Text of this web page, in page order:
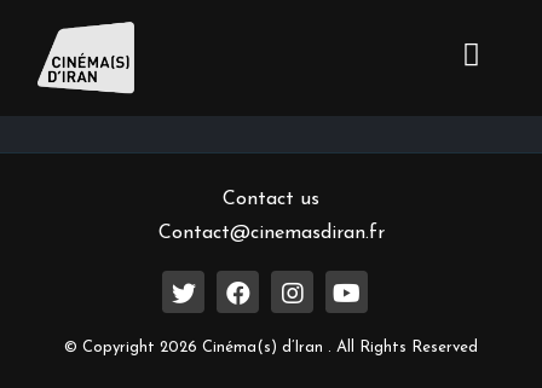
Inscrivez-vous à notre newsletter
Contact us
Contact@cinemasdiran.fr
© Copyright 2026 Cinéma(s) d’Iran . All Rights Reserved